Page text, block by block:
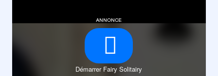
annonce
Démarrer Fairy Solitairy